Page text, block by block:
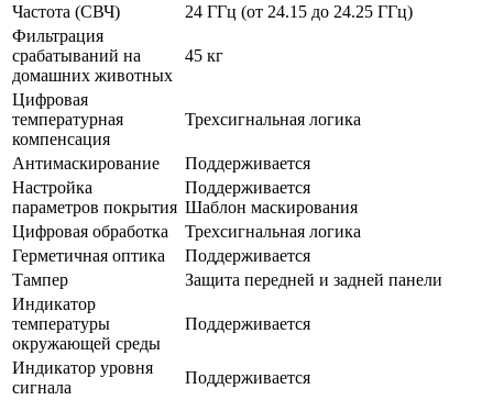
Частота (СВЧ)
24 ГГц (от 24.15 до 24.25 ГГц)
Фильтрация
срабатываний на
домашних животных
45 кг
Цифровая
температурная
компенсация
Трехсигнальная логика
Антимаскирование
Поддерживается
Настройка
параметров покрытия
Поддерживается
Шаблон маскирования
Цифровая обработка
Трехсигнальная логика
Герметичная оптика
Поддерживается
Тампер
Защита передней и задней панели
Индикатор
температуры
окружающей среды
Поддерживается
Индикатор уровня
сигнала
Поддерживается